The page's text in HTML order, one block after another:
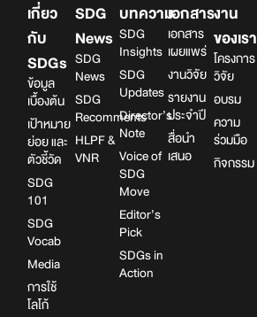
เกี่ยว
กับ
SDGs
ข้อมูล
เบื้องต้น
เป้าหมาย
ย่อย และ
ตัวชี้วัด
SDG
101
SDG
Vocab
Media
การใช้
โลโก้
SDG
News
SDG
News
SDG
Recomments
HLPF &
VNR
บทความ
SDG
Insights
SDG
Updates
Director’s
Note
Voice of
SDG
Move
Editor’s
Pick
SDGs in
Action
เอกสาร
เอกสาร
เผยแพร่
งานวิจัย
รายงาน
ประจำปี
สื่อนำ
เสนอ
งาน
ของเรา
โครงการ
วิจัย
อบรม
ความ
ร่วมมือ
กิจกรรม